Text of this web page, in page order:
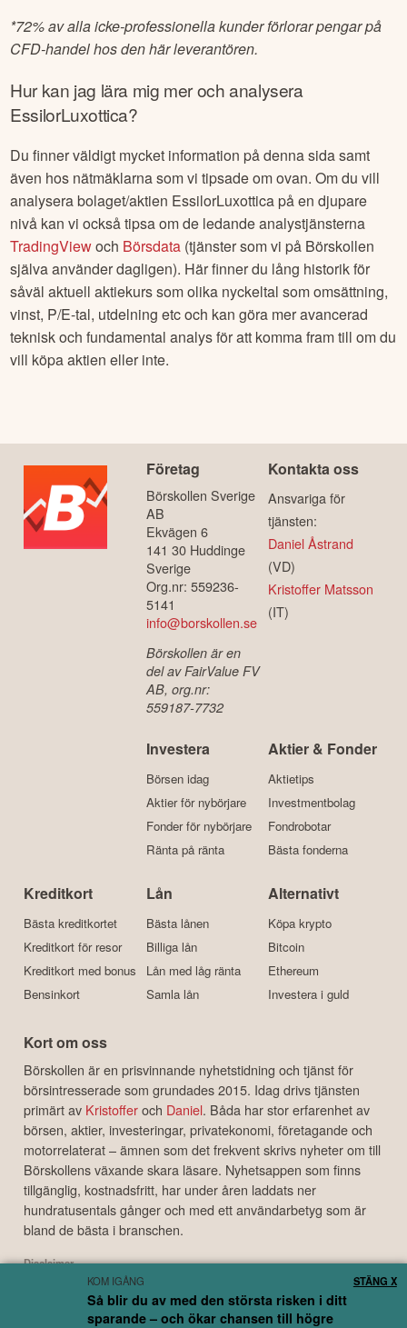
*72% av alla icke-professionella kunder förlorar pengar på
CFD-handel hos den här leverantören.
Hur kan jag lära mig mer och analysera
EssilorLuxottica?
Du finner väldigt mycket information på denna sida samt
även hos nätmäklarna som vi tipsade om ovan. Om du vill
analysera bolaget/aktien EssilorLuxottica på en djupare
nivå kan vi också tipsa om de ledande analystjänsterna
TradingViewoch Börsdata (tjänster som vi på Börskollen
själva använder dagligen). Här finner du lång historik för
såväl aktuell aktiekurs som olika nyckeltal som omsättning,
vinst, P/E-tal, utdelning etc och kan göra mer avancerad
teknisk och fundamental analys för att komma fram till om du
vill köpa aktien eller inte.
Företag
Börskollen Sverige
AB
Ekvägen 6
141 30 Huddinge
Sverige
Org.nr: 559236-
5141
info@borskollen.se
Börskollen är en
del av FairValue FV
AB, org.nr:
559187-7732
Kontakta oss
Ansvariga för
tjänsten:
Daniel Åstrand
(VD)
Kristoffer Matsson
(IT)
Investera
Börsen idag
Aktier för nybörjare
Fonder för nybörjare
Ränta på ränta
Aktier & Fonder
Aktietips
Investmentbolag
Fondrobotar
Bästa fonderna
Kreditkort
Bästa kreditkortet
Kreditkort för resor
Kreditkort med bonus
Bensinkort
Lån
Bästa lånen
Billiga lån
Lån med låg ränta
Samla lån
Alternativt
Köpa krypto
Bitcoin
Ethereum
Investera i guld
Kort om oss
Börskollen är en prisvinnande nyhetstidning och tjänst för
börsintresserade som grundades 2015. Idag drivs tjänsten
primärt av Kristofferoch Daniel. Båda har stor erfarenhet av
börsen, aktier, investeringar, privatekonomi, företagande och
motorrelaterat – ämnen som det frekvent skrivs nyheter om till
Börskollens växande skara läsare. Nyhetsappen som finns
tillgänglig, kostnadsfritt, har under åren laddats ner
hundratusentals gånger och med ett användarbetyg som är
bland de bästa i branschen.
Disclaimer
Börskollen Sverige AB ("Börskollen") är inte finansiella rådgivare, står inte under
finansinspektionens tillsyn och ger inga råd till dig. Detta innebär att
investeringsbeslut baserade på information som direkt eller indirekt härrörande
KOM IGÅNG
Så blir du av med den största risken i ditt
sparande – och ökar chansen till högre
STÄNG X